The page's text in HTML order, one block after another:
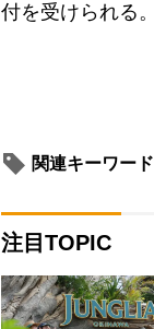
付を受けられる。
関連キーワード
注目TOPIC